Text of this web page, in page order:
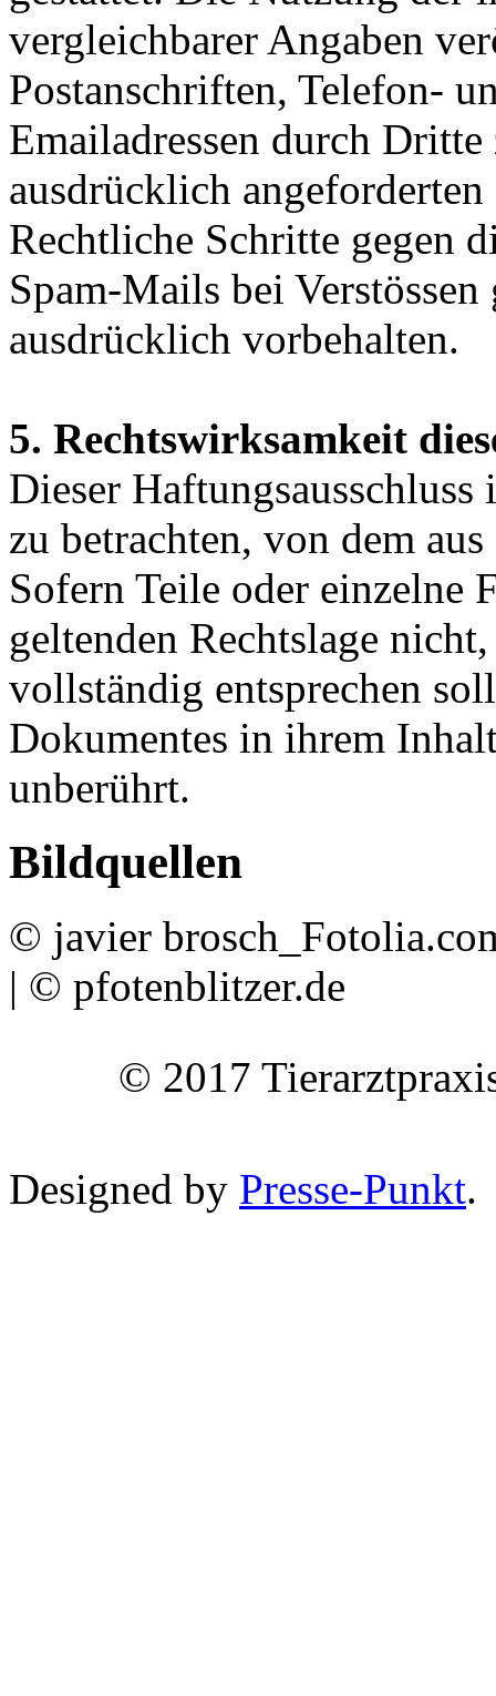
vergleichbarer Angaben
Postanschriften, Telefon-
Emailadressen durch
ausdrücklich
Rechtliche Schritte gegen
Spam-Mails bei
ausdrücklich vorbehalten.
5. Rechtswirksamkeit
Dieser Haftungsausschluss
zu betrachten, von dem
Sofern Teile oder einzelne
geltenden Rechtslage
vollständig entsprechen
Dokumentes in ihrem
unberührt.
Bildquellen
© javier
| © pfotenblitzer.de
© 2017
Designed by Presse-Punkt.